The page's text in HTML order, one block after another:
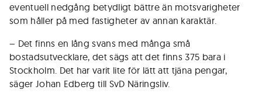
eventuell nedgång betydligt bättre än motsvarigheter
som håller på med fastigheter av annan karaktär.
– Det finns en lång svans med många små
bostadsutvecklare, det sägs att det finns 375 bara i
Stockholm. Det har varit lite för lätt att tjäna pengar,
säger Johan Edberg till SvD Näringsliv.